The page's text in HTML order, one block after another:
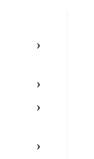
›
›
›
›